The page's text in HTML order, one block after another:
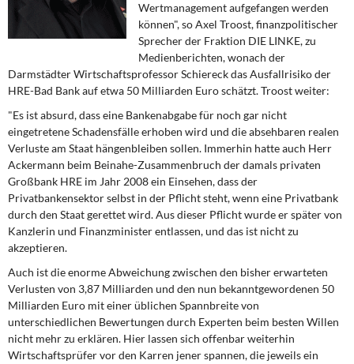
DIE LINKE
Memo-Gruppe
Institut Solidarische Moderne
Rosa-Luxemburg-Stiftung
Über mich
Kontakt
Wertmanagement aufgefangen werden
können", so Axel Troost, finanzpolitischer
Sprecher der Fraktion DIE LINKE, zu
Medienberichten, wonach der
Darmstädter Wirtschaftsprofessor Schiereck das Ausfallrisiko der
HRE-Bad Bank auf etwa 50 Milliarden Euro schätzt. Troost weiter:
"Es ist absurd, dass eine Bankenabgabe für noch gar nicht
eingetretene Schadensfälle erhoben wird und die absehbaren realen
Verluste am Staat hängenbleiben sollen. Immerhin hatte auch Herr
Ackermann beim Beinahe-Zusammenbruch der damals privaten
Großbank HRE im Jahr 2008 ein Einsehen, dass der
Privatbankensektor selbst in der Pflicht steht, wenn eine Privatbank
durch den Staat gerettet wird. Aus dieser Pflicht wurde er später von
Kanzlerin und Finanzminister entlassen, und das ist nicht zu
akzeptieren.
Auch ist die enorme Abweichung zwischen den bisher erwarteten
Verlusten von 3,87 Milliarden und den nun bekanntgewordenen 50
Milliarden Euro mit einer üblichen Spannbreite von
unterschiedlichen Bewertungen durch Experten beim besten Willen
nicht mehr zu erklären. Hier lassen sich offenbar weiterhin
Wirtschaftsprüfer vor den Karren jener spannen, die jeweils ein